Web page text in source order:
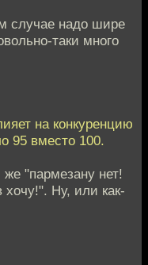
случае надо шире
таки много
на конкуренцию
95 вместо 100.
"пармезану нет!
Ну, или как-